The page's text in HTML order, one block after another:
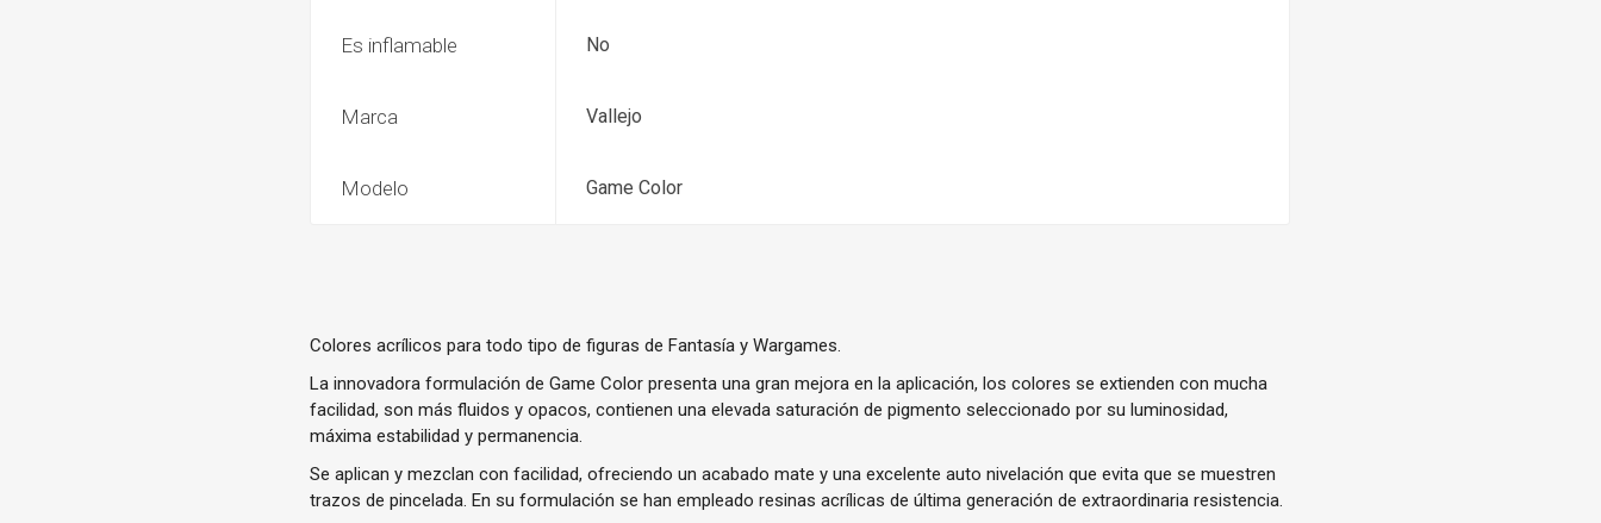
Es inflamable No
Marca Vallejo
Modelo Game Color
Colores acrílicos para todo tipo de figuras de Fantasía y Wargames.
La innovadora formulación de Game Color presenta una gran mejora en la aplicación, los colores se extienden con mucha
facilidad, son más fluidos y opacos, contienen una elevada saturación de pigmento seleccionado por su luminosidad,
máxima estabilidad y permanencia.
Se aplican y mezclan con facilidad, ofreciendo un acabado mate y una excelente auto nivelación que evita que se muestren
trazos de pincelada. En su formulación se han empleado resinas acrílicas de última generación de extraordinaria resistencia.